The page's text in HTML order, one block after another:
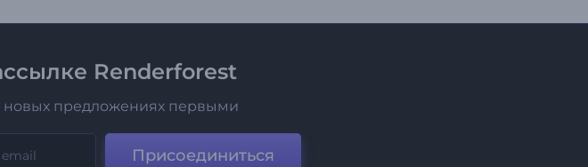
Renderforest
новых предложениях первыми
Присоединиться